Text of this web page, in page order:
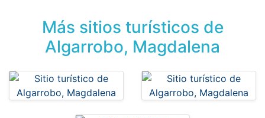
Más sitios turísticos de
Algarrobo, Magdalena